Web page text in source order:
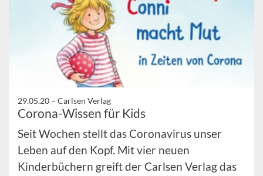
29.05.20 – Carlsen Verlag
Corona-Wissen für Kids
Seit Wochen stellt das Coronavirus unser
Leben auf den Kopf. Mit vier neuen
Kinderbüchern greift der Carlsen Verlag das